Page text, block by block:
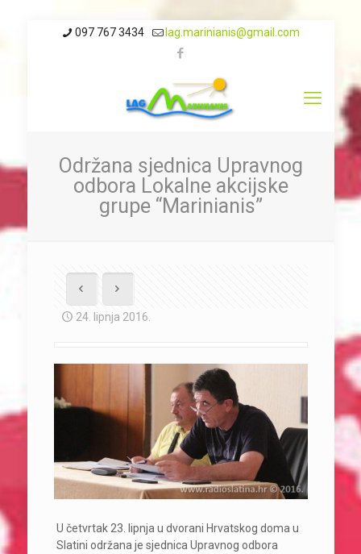
097 767 3434 lag.marinianis@gmail.com
Održana sjednica Upravnog
odbora Lokalne akcijske
grupe “Marinianis”
24. lipnja 2016.
U četvrtak 23. lipnja u dvorani Hrvatskog doma u
Slatini održana je sjednica Upravnog odbora